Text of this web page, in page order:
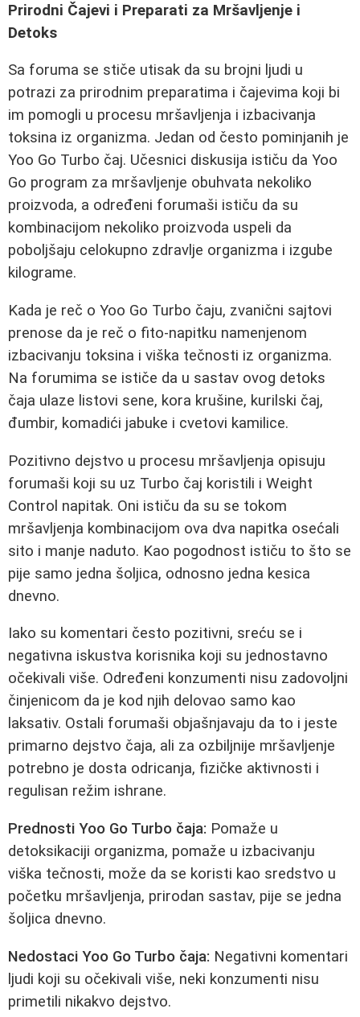
Prirodni Čajevi i Preparati za Mršavljenje i
Detoks
Sa foruma se stiče utisak da su brojni ljudi u
potrazi za prirodnim preparatima i čajevima koji bi
im pomogli u procesu mršavljenja i izbacivanja
toksina iz organizma. Jedan od često pominjanih je
Yoo Go Turbo čaj. Učesnici diskusija ističu da Yoo
Go program za mršavljenje obuhvata nekoliko
proizvoda, a određeni forumaši ističu da su
kombinacijom nekoliko proizvoda uspeli da
poboljšaju celokupno zdravlje organizma i izgube
kilograme.
Kada je reč o Yoo Go Turbo čaju, zvanični sajtovi
prenose da je reč o fito-napitku namenjenom
izbacivanju toksina i viška tečnosti iz organizma.
Na forumima se ističe da u sastav ovog detoks
čaja ulaze listovi sene, kora krušine, kurilski čaj,
đumbir, komadići jabuke i cvetovi kamilice.
Pozitivno dejstvo u procesu mršavljenja opisuju
forumaši koji su uz Turbo čaj koristili i Weight
Control napitak. Oni ističu da su se tokom
mršavljenja kombinacijom ova dva napitka osećali
sito i manje naduto. Kao pogodnost ističu to što se
pije samo jedna šoljica, odnosno jedna kesica
dnevno.
Iako su komentari često pozitivni, sreću se i
negativna iskustva korisnika koji su jednostavno
očekivali više. Određeni konzumenti nisu zadovoljni
činjenicom da je kod njih delovao samo kao
laksativ. Ostali forumaši objašnjavaju da to i jeste
primarno dejstvo čaja, ali za ozbiljnije mršavljenje
potrebno je dosta odricanja, fizičke aktivnosti i
regulisan režim ishrane.
Prednosti Yoo Go Turbo čaja: Pomaže u
detoksikaciji organizma, pomaže u izbacivanju
viška tečnosti, može da se koristi kao sredstvo u
početku mršavljenja, prirodan sastav, pije se jedna
šoljica dnevno.
Nedostaci Yoo Go Turbo čaja: Negativni komentari
ljudi koji su očekivali više, neki konzumenti nisu
primetili nikakvo dejstvo.